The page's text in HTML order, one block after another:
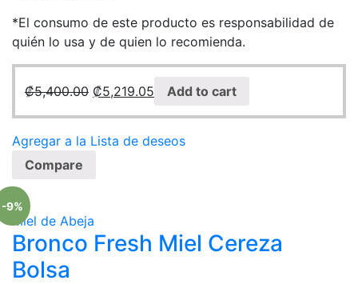
*El consumo de este producto es responsabilidad de
quién lo usa y de quien lo recomienda.
₡5,400.00 ₡5,219.05 Add to cart
Agregar a la Lista de deseos
Compare
-9%
Miel de Abeja
Bronco Fresh Miel Cereza
Bolsa